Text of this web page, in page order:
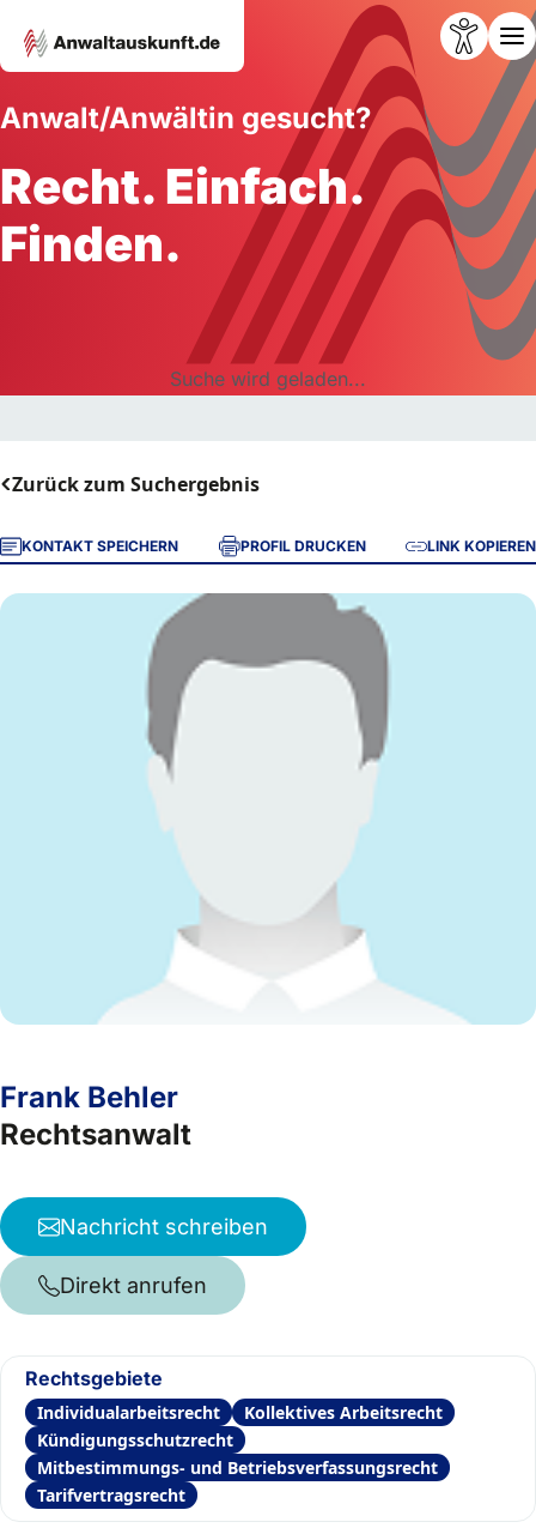
Anwalt/Anwältin gesucht?
Recht. Einfach.
Finden.
Suche wird geladen...
Zurück zum Suchergebnis
KONTAKT SPEICHERN PROFIL DRUCKEN LINK KOPIEREN
Frank Behler
Rechtsanwalt
Nachricht schreiben
Direkt anrufen
Rechtsgebiete
Individualarbeitsrecht
Kollektives Arbeitsrecht
Kündigungsschutzrecht
Mitbestimmungs- und Betriebsverfassungsrecht
Tarifvertragsrecht